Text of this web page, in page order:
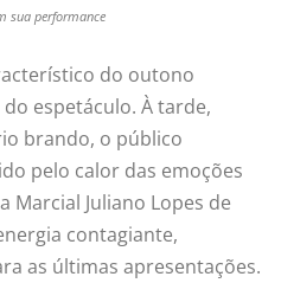
sua performance
do outono
espetáculo. À tarde,
brando, o público
pelo calor das emoções
Marcial Juliano Lopes de
contagiante,
as últimas apresentações.